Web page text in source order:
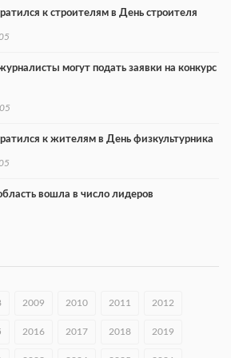
к строителям в День строителя
могут подать заявки на конкурс
к жителям в День физкультурника
вошла в число лидеров
балконов» пройдет 15 августа
2009 2010 2011 2012
2016 2017 2018 2019